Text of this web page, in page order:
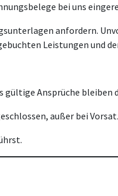
bei uns
anfordern.
Leistungen und
gültige Ansprüche bleiben
außer bei